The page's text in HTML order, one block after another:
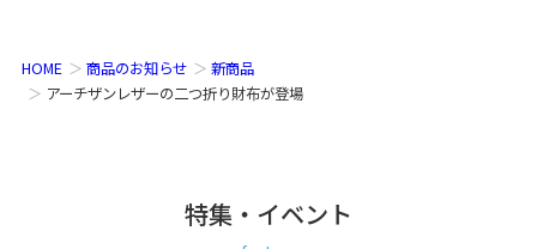
HOME 商品のお知らせ
新商品
アーチザンレザーの二つ折り財布が登場
特集・イベント